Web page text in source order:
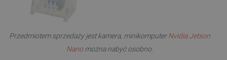
Przedmiotem sprzedaży jest kamera, minikomputerNvidia Jetson
Nanomożna nabyć osobno.